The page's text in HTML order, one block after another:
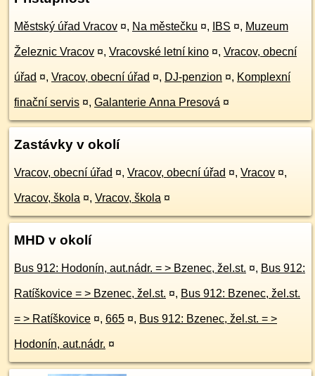
Městský úřad Vracov ¤, Na městečku ¤, IBS ¤, Muzeum
Železnic Vracov ¤, Vracovské letní kino ¤, Vracov, obecní
úřad ¤, Vracov, obecní úřad ¤, DJ-penzion ¤, Komplexní
finační servis ¤, Galanterie Anna Presová ¤
Zastávky v okolí
Vracov, obecní úřad ¤, Vracov, obecní úřad ¤, Vracov ¤,
Vracov, škola ¤, Vracov, škola ¤
MHD v okolí
Bus 912: Hodonín, aut.nádr. = > Bzenec, žel.st. ¤, Bus 912:
Ratíškovice = > Bzenec, žel.st. ¤, Bus 912: Bzenec, žel.st.
= > Ratíškovice ¤, 665 ¤, Bus 912: Bzenec, žel.st. = >
Hodonín, aut.nádr. ¤